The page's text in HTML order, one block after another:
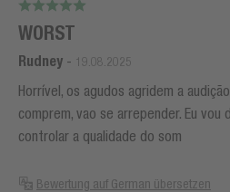
WORST
Rudney - 19.08.2025
Horrível, os agudos agridem a
comprem, vao se arrepender. Eu vou
controlar a qualidade do som
Bewertung auf German übersetzen